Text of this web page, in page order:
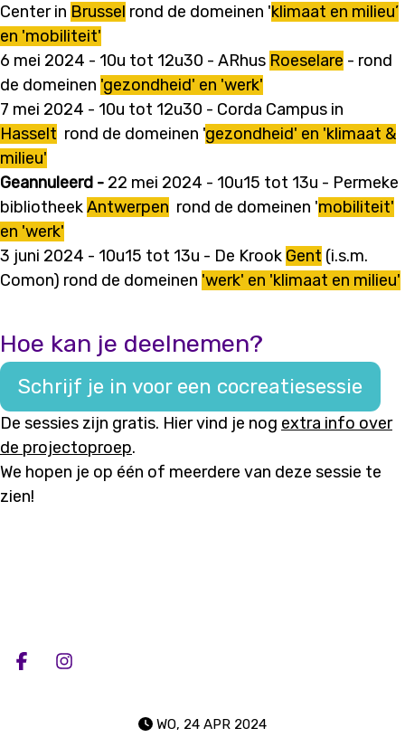
Center in Brussel rond de domeinen 'klimaat en milieu’
en 'mobiliteit'
6 mei 2024 - 10u tot 12u30 - ARhus Roeselare - rond
de domeinen 'gezondheid' en 'werk'
7 mei 2024 - 10u tot 12u30 - Corda Campus in
Hasselt rond de domeinen 'gezondheid' en 'klimaat &
milieu'
Geannuleerd - 22 mei 2024 - 10u15 tot 13u - Permeke
bibliotheekAntwerpen rond de domeinen 'mobiliteit'
en 'werk'
3 juni 2024 - 10u15 tot 13u - De Krook Gent (i.s.m.
Comon) rond de domeinen 'werk' en 'klimaat en milieu'
Hoe kan je deelnemen?
Schrijf je in voor een cocreatiesessie
De sessies zijn gratis. Hier vind je nog extra info over
de projectoproep.
We hopen je op één of meerdere van deze sessie te
zien!
Deel op facebook
Deel op Instagram
WO, 24 APR 2024